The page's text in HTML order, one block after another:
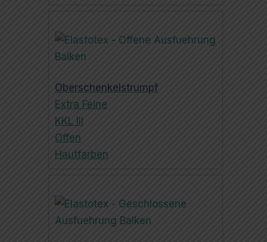
Oberschenkelstrumpf
Extra Feine
KKL III
Offen
Hautfarben